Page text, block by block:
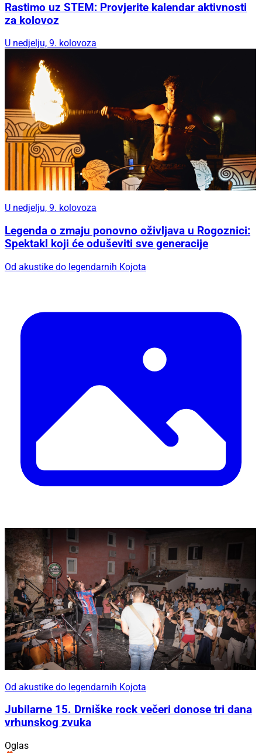
Rastimo uz STEM: Provjerite kalendar aktivnosti
za kolovoz
U nedjelju, 9. kolovoza
U nedjelju, 9. kolovoza
Legenda o zmaju ponovno oživljava u Rogoznici:
Spektakl koji će oduševiti sve generacije
Od akustike do legendarnih Kojota
Od akustike do legendarnih Kojota
Jubilarne 15. Drniške rock večeri donose tri dana
vrhunskog zvuka
Oglas